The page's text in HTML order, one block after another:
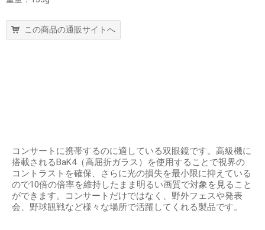
この商品の通販サイトへ
コンサートに携帯するのに適している双眼鏡です。高級機に
搭載されるBaK4（高屈折ガラス）を使用することで視界の
コントラストを確保、さらに光の損失を最小限に抑えている
ので10倍の倍率を維持したまま明るい画質で対象を見ること
ができます。コンサートだけではなく、野外フェスや発表
会、野球観戦など様々な場所で活躍してくれる製品です。